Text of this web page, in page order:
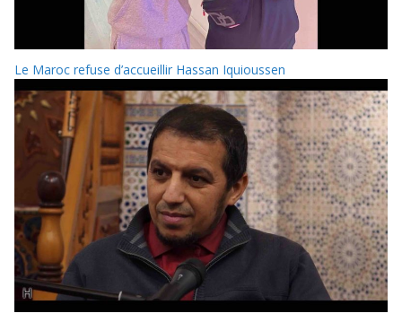
Le Maroc refuse d’accueillir Hassan Iquioussen